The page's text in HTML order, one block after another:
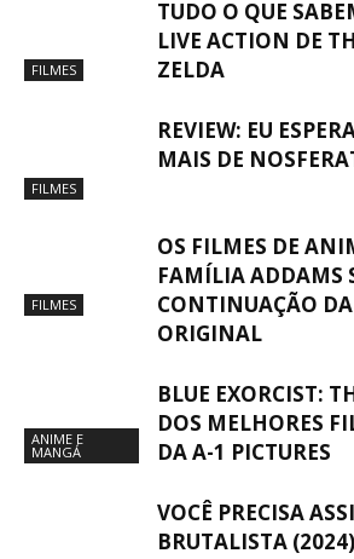
FILMES
TUDO O QUE
LIVE ACTION DE
ZELDA
FILMES
REVIEW: EU
MAIS DE
FILMES
OS FILMES DE
FAMÍLIA ADDAMS
CONTINUAÇÃO DA
ORIGINAL
ANIME E
MANGÁ
BLUE EXORCIST:
DOS MELHORES
DA A-1 PICTURES
VOCÊ PRECISA
BRUTALISTA (2024)